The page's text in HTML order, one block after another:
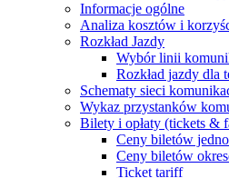
Informacje ogólne
Analiza kosztów i
Rozkład Jazdy
Wybór linii
Rozkład jazdy dla
Schematy sieci
Wykaz przystanków
Bilety i opłaty (tickets &
Ceny biletów
Ceny biletów
Ticket tariff